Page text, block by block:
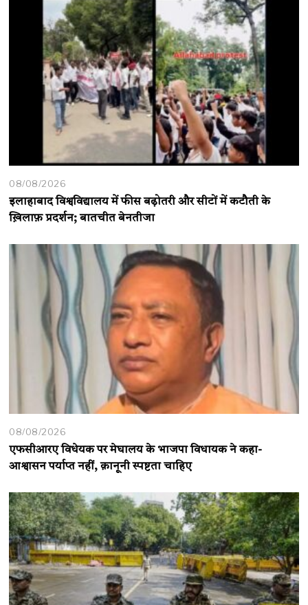
08/08/2026
इलाहाबाद विश्वविद्यालय में फीस बढ़ोतरी और सीटों में कटौती के
ख़िलाफ़ प्रदर्शन; बातचीत बेनतीजा
08/08/2026
एफसीआरए विधेयक पर मेघालय के भाजपा विधायक ने कहा-
आश्वासन पर्याप्त नहीं, क़ानूनी स्पष्टता चाहिए